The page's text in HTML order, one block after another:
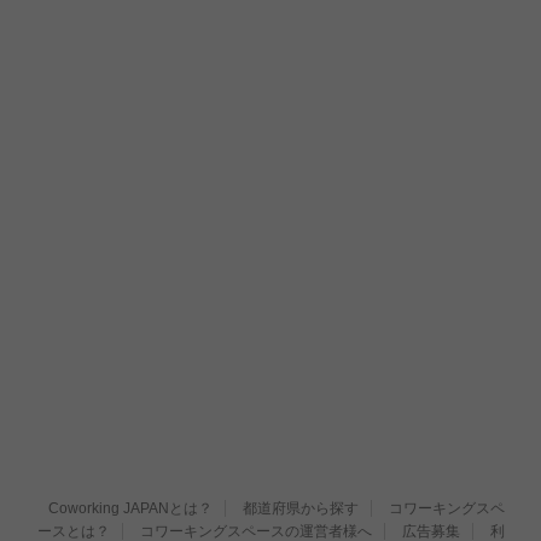
Coworking JAPANとは？ 都道府県から探す
コワーキングスペ
ースとは？
コワーキングスペースの運営者様へ 広告募集 利